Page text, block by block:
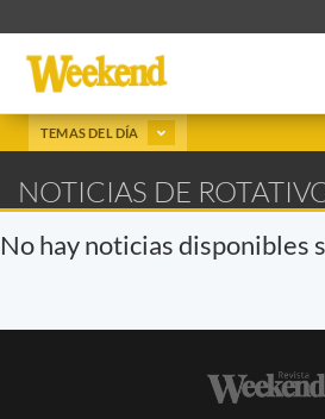
TEMAS DEL DÍA
NOTICIAS DE
No hay noticias disponibles